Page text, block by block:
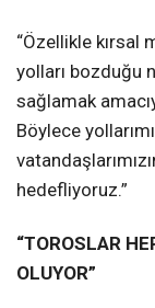
“Özellikle kırsal
yolları bozduğu
sağlamak
Böylece
hedefliyoruz.”
“TOROSLAR
OLUYOR”